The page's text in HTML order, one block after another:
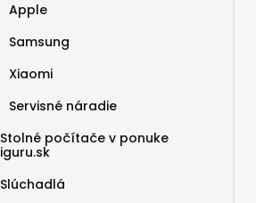
Apple
Samsung
Xiaomi
Servisné náradie
Stolné počítače v ponuke
iguru.sk
Slúchadlá